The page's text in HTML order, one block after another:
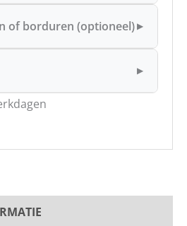
of borduren (optioneel)▶
▶